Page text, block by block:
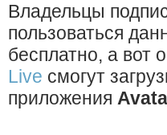
Владельцы
пользоваться
бесплатно, а вот
Live смогут
приложения